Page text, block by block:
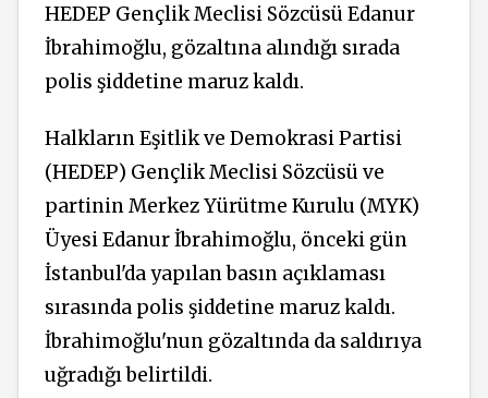
HEDEP Gençlik Meclisi Sözcüsü Edanur
İbrahimoğlu, gözaltına alındığı sırada
polis şiddetine maruz kaldı.
Halkların Eşitlik ve Demokrasi Partisi
(HEDEP) Gençlik Meclisi Sözcüsü ve
partinin Merkez Yürütme Kurulu (MYK)
Üyesi Edanur İbrahimoğlu, önceki gün
İstanbul'da yapılan basın açıklaması
sırasında polis şiddetine maruz kaldı.
İbrahimoğlu'nun gözaltında da saldırıya
uğradığı belirtildi.